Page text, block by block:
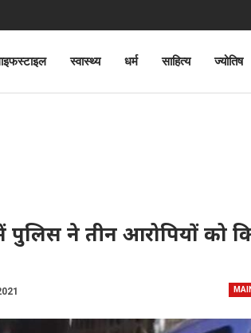
स्वास्थ्य धर्म साहित्य ज्योतिष
पुलिस ने तीन आरोपियों को